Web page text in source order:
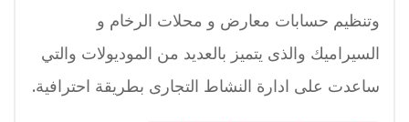
وتنظيم حسابات معارض و محلات الرخام و
السيراميك والذى يتميز بالعديد من الموديولات والتي
ساعدت على ادارة النشاط التجارى بطريقة احترافية.